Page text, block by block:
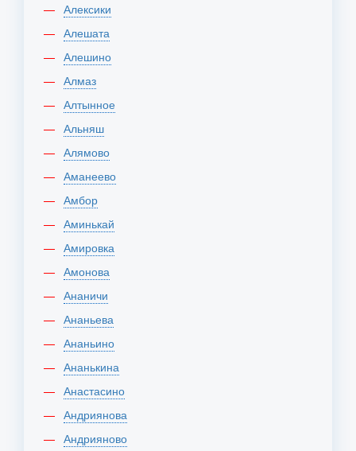
Алексики
Алешата
Алешино
Алмаз
Алтынное
Альняш
Алямово
Аманеево
Амбор
Аминькай
Амировка
Амонова
Ананичи
Ананьева
Ананьино
Ананькина
Анастасино
Андриянова
Андрияново